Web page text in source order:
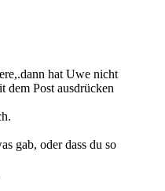
hat Uwe nicht
dem Post ausdrücken
gab, oder dass du so